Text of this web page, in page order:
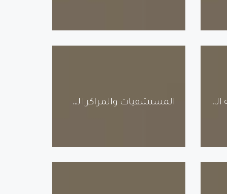
الشركات الحكومية وشبه الحكومية المستشفيات والمراكز الصحية